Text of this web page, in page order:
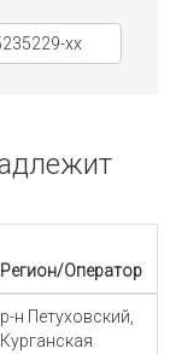
xx
Регион/Оператор
р-н Петуховский,
Курганская